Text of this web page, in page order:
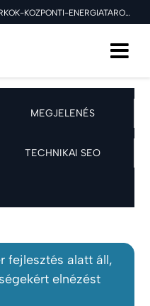
HTTPS://SOLARGO.HU/IPARI-PARKOK-KOZPONTI-ENERGIATAROLASSAL-KOZOS-KOLTSEG-KOZOS-NYERESEG SEO ELLENŐRZÉSE A 2026.06.14 NAPON
MEGJELENÉS
TECHNIKAI SEO
fejlesztés alatt áll,
elnézést